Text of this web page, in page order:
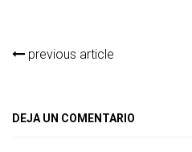
previous article
DEJA UN COMENTARIO